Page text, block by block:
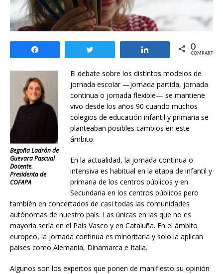
Compartir 0
COMPARTIR
Begoña Ladrón de
Guevara Pascual
Docente.
Presidenta de
COFAPA
El debate sobre los distintos modelos de
jornada escolar —jornada partida, jornada
continua o jornada flexible— se mantiene
vivo desde los años 90 cuando muchos
colegios de educación infantil y primaria se
planteaban posibles cambios en este
ámbito.
En la actualidad, la jornada continua o
intensiva es habitual en la etapa de infantil y
primaria de los centros públicos y en
Secundaria en los centros públicos pero
también en concertados de casi todas las comunidades
autónomas de nuestro país. Las únicas en las que no es
mayoría sería en el País Vasco y en Cataluña. En el ámbito
europeo, la jornada continua es minoritaria y solo la aplican
países como Alemania, Dinamarca e Italia.
Algunos son los expertos que ponen de manifiesto su opinión